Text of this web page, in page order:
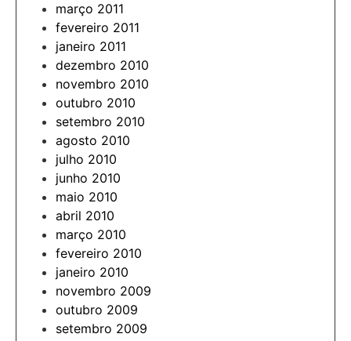
março 2011
fevereiro 2011
janeiro 2011
dezembro 2010
novembro 2010
outubro 2010
setembro 2010
agosto 2010
julho 2010
junho 2010
maio 2010
abril 2010
março 2010
fevereiro 2010
janeiro 2010
novembro 2009
outubro 2009
setembro 2009